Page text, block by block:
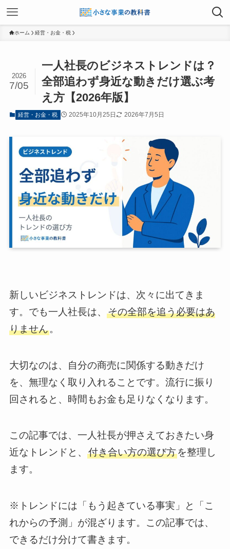
ホーム 経営・お金・税
一人社長のビジネストレンドは？
全部追わず身近な動きだけ選ぶ考
え方【2026年版】
2026
7/05
経営・お金・税 2025年10月25日 2026年7月5日
新しいビジネストレンドは、次々に出てきま
す。でも一人社長は、 その全部を追う必要はあ
りません。
大切なのは、自分の商売に関係する動きだけ
を、無理なく取り入れることです。流行に振り
回されると、時間もお金も足りなくなります。
この記事では、一人社長が押さえておきたい身
近なトレンドと、 付き合い方の選び方を整理し
ます。
※トレンドには「もう起きている事実」と「こ
れからの予測」が混ざります。この記事では、
できるだけ分けて書きます。